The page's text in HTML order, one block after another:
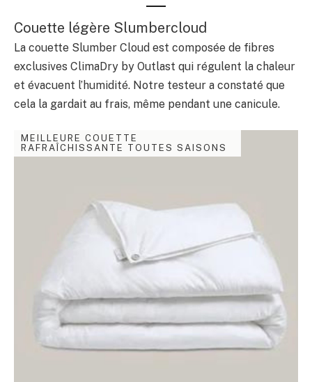
Couette légère Slumbercloud
La couette Slumber Cloud est composée de fibres
exclusives ClimaDry by Outlast qui régulent la chaleur
et évacuent l’humidité. Notre testeur a constaté que
cela la gardait au frais, même pendant une canicule.
MEILLEURE COUETTE
RAFRAÎCHISSANTE TOUTES SAISONS